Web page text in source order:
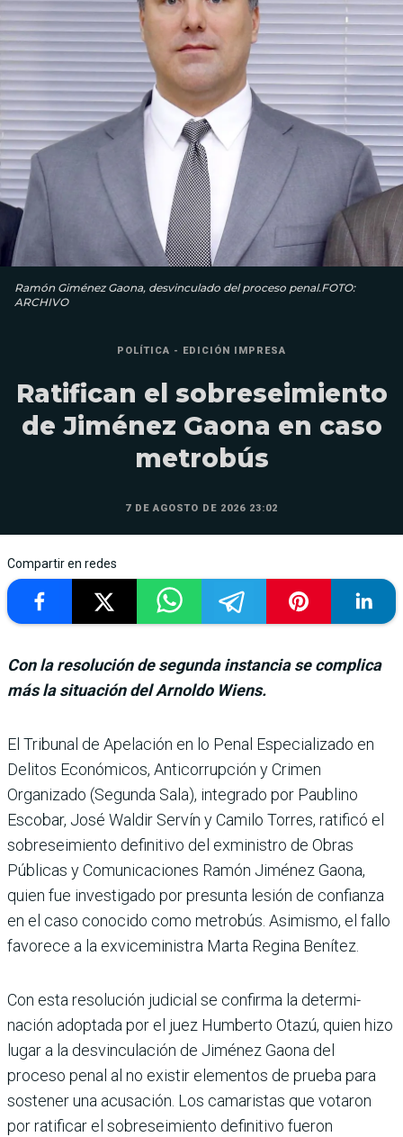
Ramón Giménez Gaona, desvinculado del proceso penal.FOTO:
ARCHIVO
POLÍTICA - EDICIÓN IMPRESA
Ratifican el sobreseimiento
de Jiménez Gaona en caso
metrobús
7 DE AGOSTO DE 2026 23:02
Compartir en redes
Con la resolución de segunda instancia se complica
más la situación del Arnoldo Wiens.
El Tribunal de Apela­ción en lo Penal Espe­cializado en
Delitos Económicos, Anticorrup­ción y Crimen
Organizado (Segunda Sala), integrado por Paublino
Escobar, José Wal­dir Servín y Camilo Torres, ratificó el
sobreseimiento definitivo del exministro de Obras
Públicas y Comu­nicaciones Ramón Jiménez Gaona,
quien fue investigado por presunta lesión de con­fianza
en el caso conocido como metrobús. Asimismo, el fallo
favorece a la exviceministra Marta Regina Benítez.
Con esta resolución judi­cial se confirma la determi­
nación adoptada por el juez Humberto Otazú, quien hizo
lugar a la desvinculación de Jiménez Gaona del
proceso penal al no existir elemen­tos de prueba para
sostener una acusación. Los camaris­tas que votaron
por ratificar el sobreseimiento defini­tivo fueron